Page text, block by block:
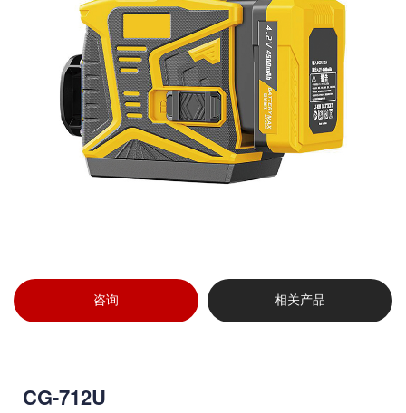
咨询 相关产品
CG-712U